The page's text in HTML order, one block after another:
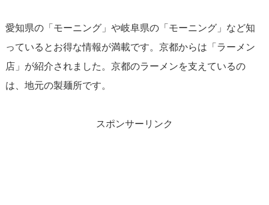
愛知県の「モーニング」や岐阜県の「モーニング」など知
っているとお得な情報が満載です。京都からは「ラーメン
店」が紹介されました。京都のラーメンを支えているの
は、地元の製麺所です。
スポンサーリンク